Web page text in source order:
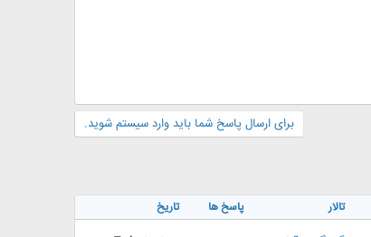
برای ارسال پاسخ شما باید وارد سیستم شوید.
تالار پاسخ ها تاریخ